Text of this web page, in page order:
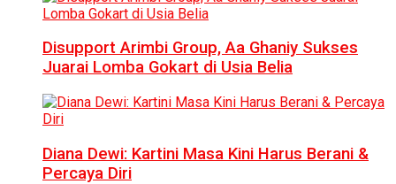
Disupport Arimbi Group, Aa Ghaniy Sukses
Juarai Lomba Gokart di Usia Belia
Diana Dewi: Kartini Masa Kini Harus Berani &
Percaya Diri